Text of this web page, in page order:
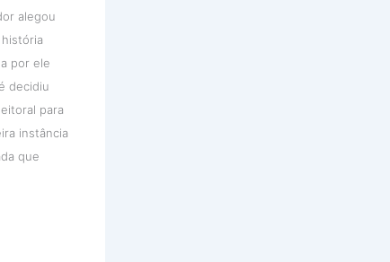
alegou
por ele
decidiu
para
instância
que